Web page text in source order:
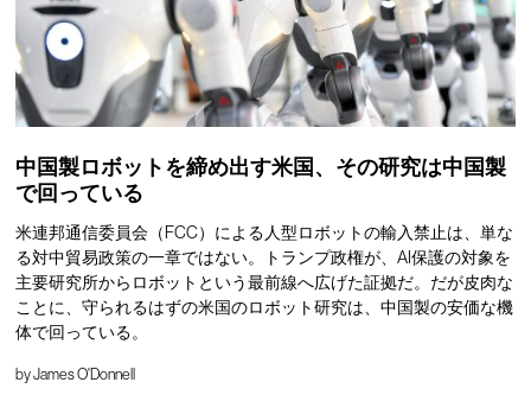
中国製ロボットを締め出す米国、その研究は中国製
で回っている
米連邦通信委員会（FCC）による人型ロボットの輸入禁止は、単な
る対中貿易政策の一章ではない。トランプ政権が、AI保護の対象を
主要研究所からロボットという最前線へ広げた証拠だ。だが皮肉な
ことに、守られるはずの米国のロボット研究は、中国製の安価な機
体で回っている。
byJames O'Donnell